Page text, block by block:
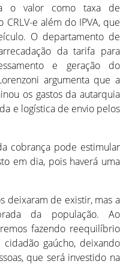
o valor como taxa de
e além do IPVA, que
O departamento de
da tarifa para
e geração do
argumenta que a
os gastos da autarquia
e logística de envio pelos
cobrança pode estimular
em dia, pois haverá uma
deixaram de existir, mas a
da população. Ao
fazendo reequilíbrio
gaúcho, deixando
que será investido na